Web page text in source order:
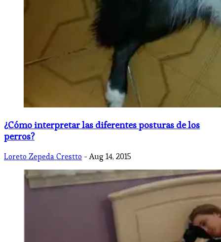
¿Cómo interpretar las diferentes posturas de los
perros?
Loreto Zepeda Crestto - Aug 14, 2015